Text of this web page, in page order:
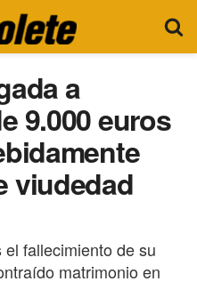
a
9.000 euros
viudedad
fallecimiento de su
matrimonio en